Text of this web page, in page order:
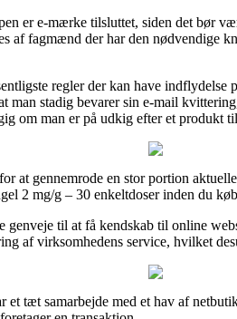
er e-mærke tilsluttet, siden det bør
fagmænd der har den nødvendige
regler der kan have
man stadig bevarer sin e-mail
om man er på udkig efter et produkt
at gennemrode en stor portion
2 mg/g – 30 enkeltdoser inden du
til at få kendskab til online
af virksomhedens service, hvilket
et tæt samarbejde med et hav af